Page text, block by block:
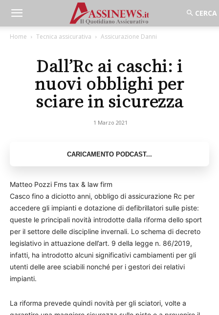
Home Tecnica assicurativa Assicurazione Danni
Dall’Rc ai caschi: i
nuovi obblighi per
sciare in sicurezza
1 Marzo 2021
Matteo Pozzi Fms tax & law firm
Casco fino a diciotto anni, obbligo di assicurazione Rc per
accedere gli impianti e dotazione di defibrillatori sulle piste:
queste le principali novità introdotte dalla riforma dello sport
per il settore delle discipline invernali. Lo schema di decreto
legislativo in attuazione dell’art. 9 della legge n. 86/2019,
infatti, ha introdotto alcuni significativi cambiamenti per gli
utenti delle aree sciabili nonché per i gestori dei relativi
impianti.
La riforma prevede quindi novità per gli sciatori, volte a